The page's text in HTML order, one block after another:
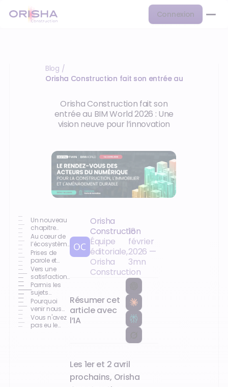
Connexion
Blog /
Orisha Construction fait son entrée au BIM World
Orisha Construction fait son
entrée au BIM World 2026 : Une
vision neuve pour l’innovation
Un nouveau
chapitre
pour Orisha
Construction
Au cœur de
l’écosystème
: Marraine de
l’innovation
Prises de
parole et
expertise
Vers une
satisfaction
client
hybride
Parmis les
sujets
phares qui
seront
abordés :
"Rénover
mieux,
Pourquoi
venir nous
rencontrer ?
Vous n'avez
pas eu le
Orisha
Construction
Équipe
éditoriale,
Orisha
Construction
18
février
2026 —
3mn
Résumer cet
article avec
l’IA
Les 1er et 2 avril
prochains, Orisha